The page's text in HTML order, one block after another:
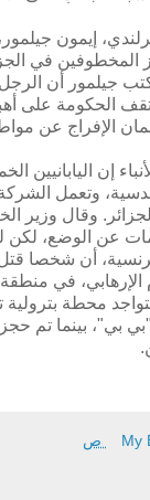
إيمون
في
جيلمور أن
"تقف الحكومة على
‬الإفراج‮ ‬عن‮
إن اليابانيين
وتعمل الشركة
وقال وزير
محطة بترولية
بي"، بينما تم
My